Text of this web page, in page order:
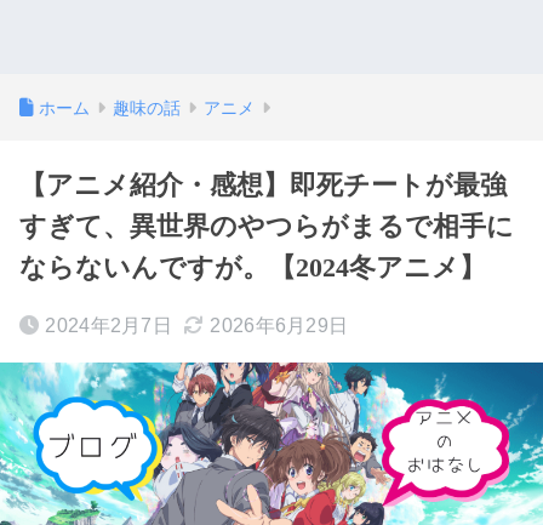
ホーム 趣味の話 アニメ
【アニメ紹介・感想】即死チートが最強
すぎて、異世界のやつらがまるで相手に
ならないんですが。【2024冬アニメ】
2024年2月7日 2026年6月29日